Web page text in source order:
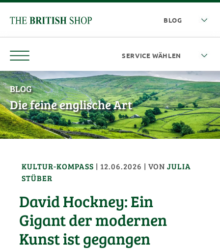
BLOG
Die feine englische Art
KULTUR-KOMPASS | 12.06.2026 | VONJULIA
STÜBER
David Hockney: Ein
Gigant der modernen
Kunst ist gegangen